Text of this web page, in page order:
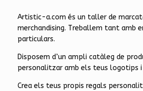
Artistic-a.com és un taller de
merchandising. Treballem tant amb
particulars.
Disposem d’un ampli catàleg de
personalitzar amb els teus logotips i
Crea els teus propis regals